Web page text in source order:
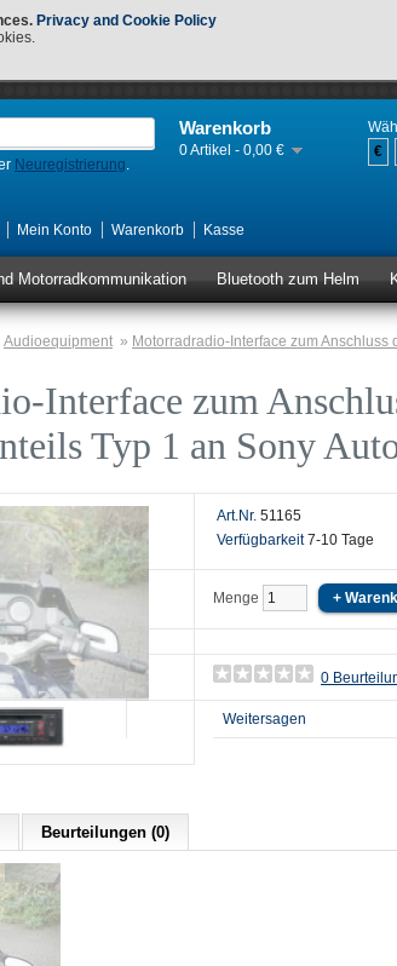
Privacy and Cookie Policy
€
Warenkorb
0 Artikel - 0,00 €
Neuregistrierung.
Mein Konto Warenkorb Kasse
Motorradkommunikation Bluetooth zum Helm
Audioequipment » Motorradradio-Interface zum
Interface zum
Typ 1 an Sony
Art.Nr. 51165
Verfügbarkeit7-10 Tage
Menge
0
Weitersagen
Beurteilungen (0)